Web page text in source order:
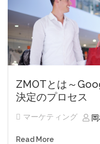
ZMOTとは～
決定のプロセス
マーケティング 岡
Read More